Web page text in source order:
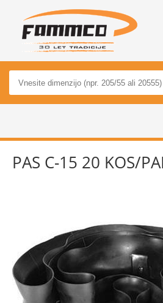
PAS C-15 20 KOS/